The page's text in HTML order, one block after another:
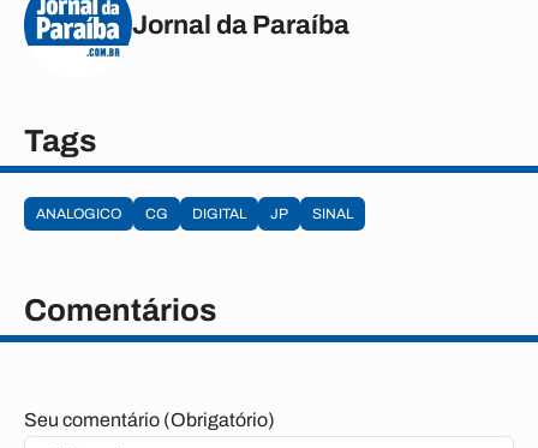
Jornal da Paraíba
Tags
ANALOGICO CG DIGITAL JP SINAL
Comentários
Seu comentário (Obrigatório)